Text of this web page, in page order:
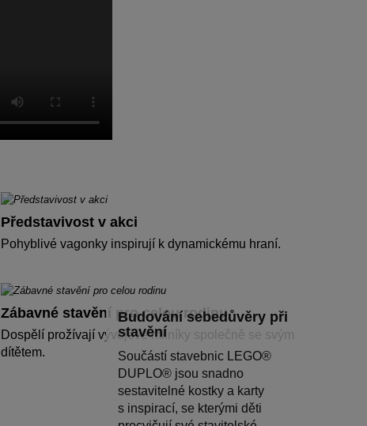
Představivost v akci
Pohyblivé vagonky inspirují k dynamickému hraní.
Zábavné stavění pro celou rodinu
Dospělí prožívají vývojové milníky společně se svým
dítětem.
Budování sebedůvěry při
stavění
Součástí stavebnic LEGO®
DUPLO® jsou snadno
sestavitelné kostky a karty
s inspirací, se kterými děti